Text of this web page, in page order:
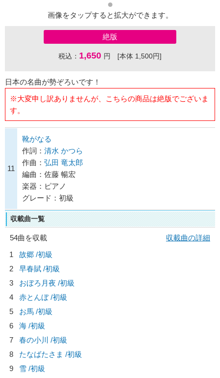
画像をタップすると拡大ができます。
絶版
税込： 1,650 円 [本体 1,500円]
日本の名曲が勢ぞろいです！
※大変申し訳ありませんが、こちらの商品は絶版でございま
す。
11
靴がなる
作詞： 清水 かつら
作曲： 弘田 竜太郎
編曲：佐藤 暢宏
楽器：ピアノ
グレード：初級
収載曲一覧
54曲を収載
収載曲の詳細
1
故郷 /初級
2
早春賦 /初級
3
おぼろ月夜 /初級
4
赤とんぼ /初級
5
お馬 /初級
6
海 /初級
7
春の小川 /初級
8
たなばたさま /初級
9
雪 /初級